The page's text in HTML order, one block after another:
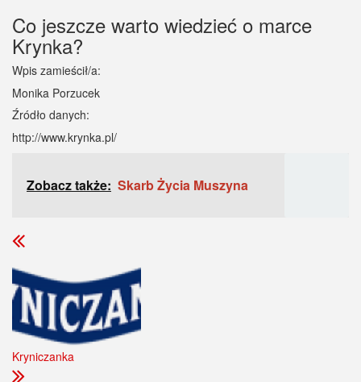
Co jeszcze warto wiedzieć o marce
Krynka?
Wpis zamieścił/a:
Monika Porzucek
Źródło danych:
http://www.krynka.pl/
Zobacz także: Skarb Życia Muszyna
Kryniczanka